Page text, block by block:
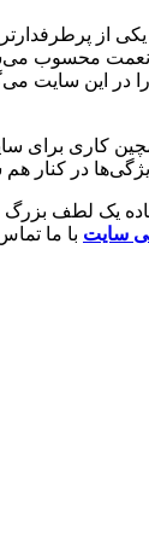
یکی از
محسوب
این سایت
کاری برای
در کنار
یک لطف
سایت با ما